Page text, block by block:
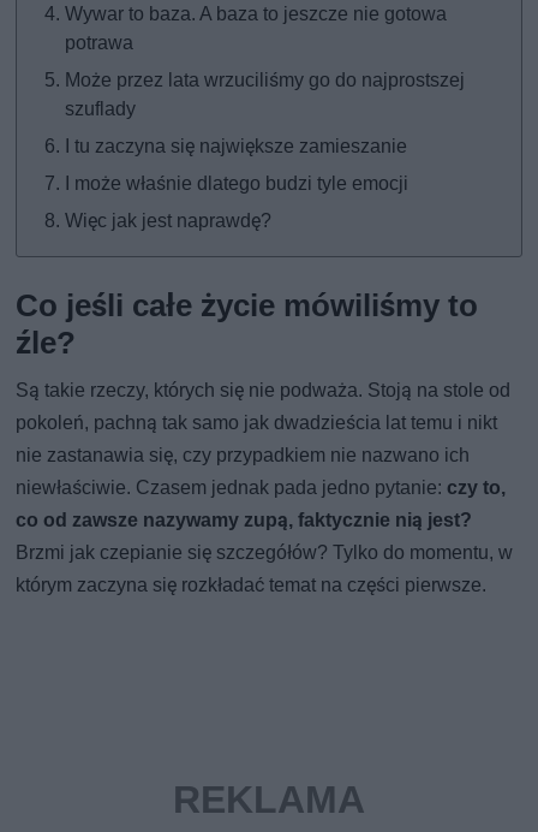
Wywar to baza. A baza to jeszcze nie gotowa
potrawa
Może przez lata wrzuciliśmy go do najprostszej
szuflady
I tu zaczyna się największe zamieszanie
I może właśnie dlatego budzi tyle emocji
Więc jak jest naprawdę?
Co jeśli całe życie mówiliśmy to
źle?
Są takie rzeczy, których się nie podważa. Stoją na stole od
pokoleń, pachną tak samo jak dwadzieścia lat temu i nikt
nie zastanawia się, czy przypadkiem nie nazwano ich
niewłaściwie. Czasem jednak pada jedno pytanie: czy to,
co od zawsze nazywamy zupą, faktycznie nią jest?
Brzmi jak czepianie się szczegółów? Tylko do momentu, w
którym zaczyna się rozkładać temat na części pierwsze.